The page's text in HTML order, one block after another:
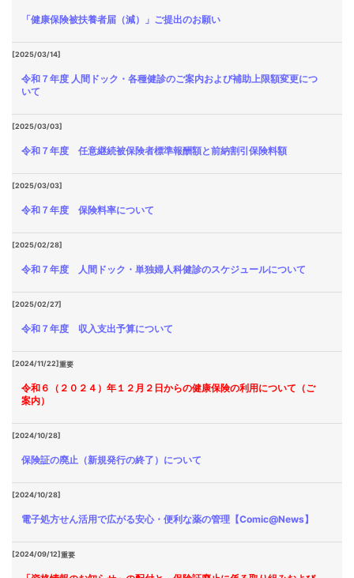
「健康保険被扶養者届（減）」ご提出のお願い
[2025/03/14]
令和７年度 人間ドック・各種健診のご案内および補助上限額変更につ
いて
[2025/03/03]
令和７年度 任意継続被保険者標準報酬額と前納割引保険料額
[2025/03/03]
令和７年度 保険料率について
[2025/02/28]
令和７年度 人間ドック・単独婦人科健診のスケジュールについて
[2025/02/27]
令和７年度 収入支出予算について
[2024/11/22]重要
令和６（２０２４）年１２月２日からの健康保険の利用について（ご
案内）
[2024/10/28]
保険証の廃止（新規発行の終了）について
[2024/10/28]
電子処方せん活用で広がる安心・便利な薬の管理【Comic@News】
[2024/09/12]重要